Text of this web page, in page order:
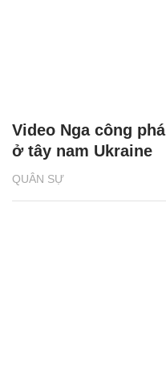
QUÂN SỰ
Video Nga công
ở tây nam Ukraine